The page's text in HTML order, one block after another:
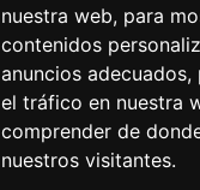
nuestra web, para
contenidos
anuncios adecuados,
el tráfico en nuestra
comprender de
nuestros visitantes.